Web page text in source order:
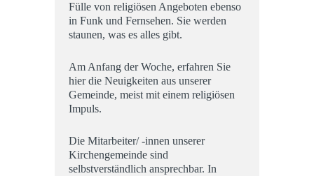
Fülle von religiösen Angeboten ebenso
in Funk und Fernsehen. Sie werden
staunen, was es alles gibt.
Am Anfang der Woche, erfahren Sie
hier die Neuigkeiten aus unserer
Gemeinde, meist mit einem religiösen
Impuls.
Die Mitarbeiter/ -innen unserer
Kirchengemeinde sind
selbstverständlich ansprechbar. In